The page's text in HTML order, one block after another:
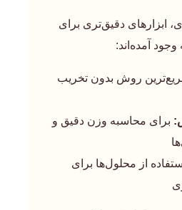
ابزارهای دقیق‌تری برای
آمده‌اند:
روش بدون تخریب
برای محاسبه وزن دقیق و
از محلول‌ها برای